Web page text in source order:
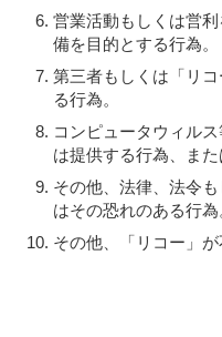
営業活動もしくは営
備を目的とする行為。
第三者もしくは「リ
る行為。
コンピュータウィル
は提供する行為、また
その他、法律、法令
はその恐れのある行為
その他、「リコー」が